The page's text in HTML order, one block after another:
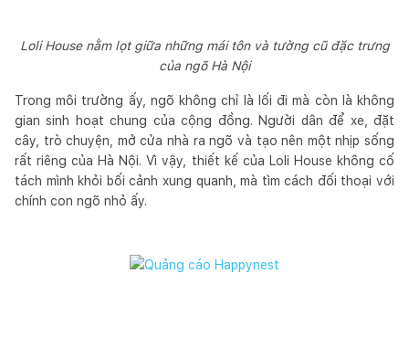
Loli House nằm lọt giữa những mái tôn và tường cũ đặc trưng
của ngõ Hà Nội
Trong môi trường ấy, ngõ không chỉ là lối đi mà còn là không
gian sinh hoạt chung của cộng đồng. Người dân để xe, đặt
cây, trò chuyện, mở cửa nhà ra ngõ và tạo nên một nhịp sống
rất riêng của Hà Nội. Vì vậy, thiết kế của Loli House không cố
tách mình khỏi bối cảnh xung quanh, mà tìm cách đối thoại với
chính con ngõ nhỏ ấy.